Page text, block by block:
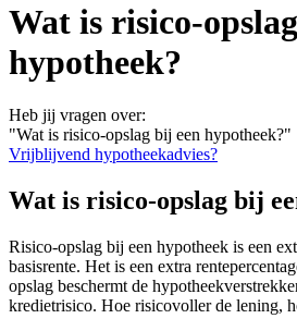
Wat is risico-
hypotheek?
Heb jij vragen over:
"Wat is risico-opslag bij een hypotheek?"
Vrijblijvend hypotheekadvies?
Wat is risico-opslag bij
Risico-opslag bij een hypotheek is een
basisrente. Het is een extra
opslag beschermt de
kredietrisico. Hoe risicovoller de lening,